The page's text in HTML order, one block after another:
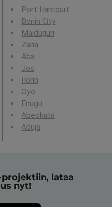
Port Harcourt
Benin City
Maiduguri
Zaria
Aba
Jos
Ilorin
Oyo
Enugu
Abeokuta
Abuja
lataa
nyt!